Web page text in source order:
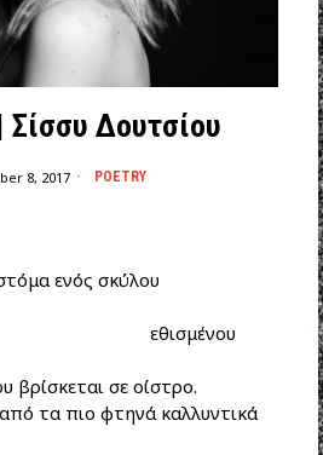
Δουτσίου
8, 2017 POETRY
στόμα ενός σκύλου
βρίσκεται σε οίστρο.
τα πιο φτηνά καλλυντικά